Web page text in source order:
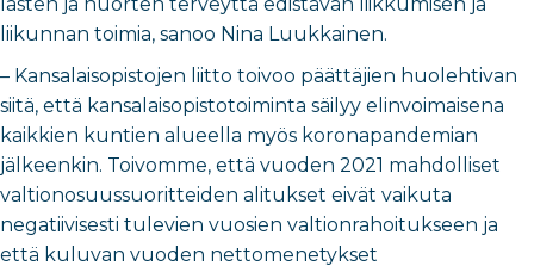
liikunnan toimia, sanoo Nina Luukkainen.
– Kansalaisopistojen liitto toivoo päättäjien huolehtivan
siitä, että kansalaisopistotoiminta säilyy elinvoimaisena
kaikkien kuntien alueella myös koronapandemian
jälkeenkin. Toivomme, että vuoden 2021 mahdolliset
valtionosuussuoritteiden alitukset eivät vaikuta
negatiivisesti tulevien vuosien valtionrahoitukseen ja
että kuluvan vuoden nettomenetykset